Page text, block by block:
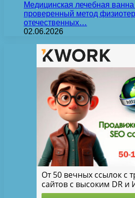
Медицинская лечебная
проверенный метод
отечественных…
02.06.2026